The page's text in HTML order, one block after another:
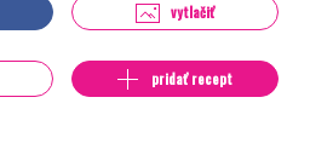
vytlačiť
pridať recept